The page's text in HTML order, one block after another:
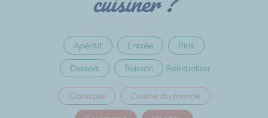
Apéritif Entrée Plat
Dessert Boisson Réinitialiser
Classique Cuisine du monde